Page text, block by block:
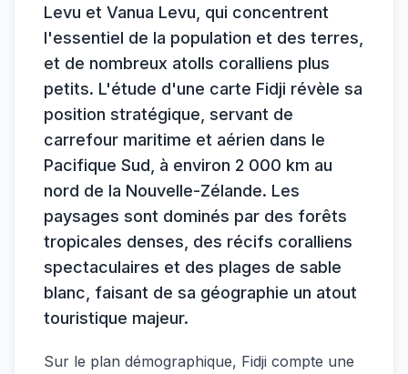
Levu et Vanua Levu, qui concentrent
l'essentiel de la population et des terres,
et de nombreux atolls coralliens plus
petits. L'étude d'une carte Fidji révèle sa
position stratégique, servant de
carrefour maritime et aérien dans le
Pacifique Sud, à environ 2 000 km au
nord de la Nouvelle-Zélande. Les
paysages sont dominés par des forêts
tropicales denses, des récifs coralliens
spectaculaires et des plages de sable
blanc, faisant de sa géographie un atout
touristique majeur.
Sur le plan démographique, Fidji compte une